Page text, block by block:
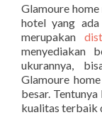
Glamoure
hotel yang
merupakan
menyediakan
ukurannya,
Glamoure
besar.
kualitas terbaik